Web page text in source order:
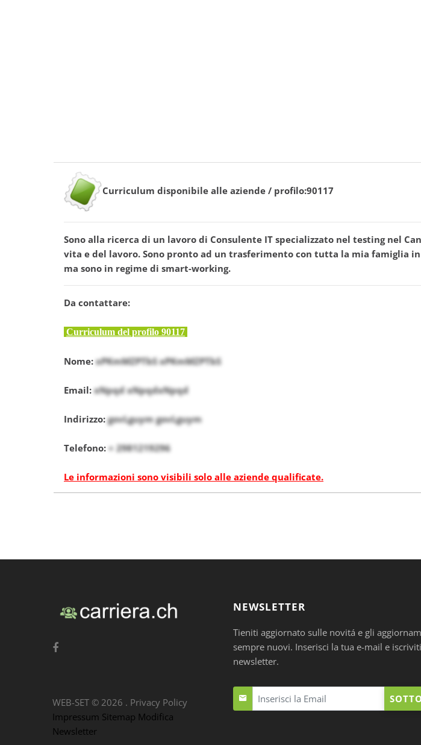
Curriculum disponibile alle aziende / profilo:90117
Sono alla ricerca di un lavoro di Consulente IT specializzato nel testing nel
vita e del lavoro. Sono pronto ad un trasferimento con tutta la mia famiglia
ma sono in regime di smart-working.
Da contattare:
Curriculum del profilo 90117
Nome:xPKmMZPTbS xPKmMZPTbS
Email:xNpqd xNpqdxNpqd
Indirizzo:govLguym govLguym
Telefono: + 2981219296
Le informazioni sono visibili solo alle aziende qualificate.
NEWSLETTER
Tieniti aggiornato sulle novitá e gli
sempre nuovi. Inserisci la tua e-mail e
newsletter.
WEB-SET © 2026 . Privacy Policy
Impressum Sitemap Modifica
Newsletter